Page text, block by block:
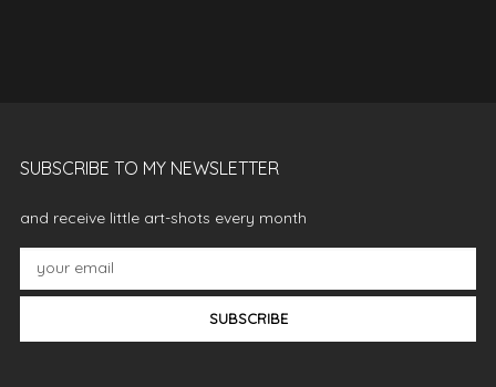
SUBSCRIBE TO MY NEWSLETTER
and receive little art-shots every month
SUBSCRIBE